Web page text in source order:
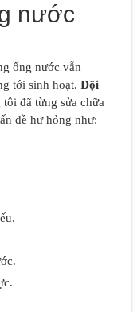
nước
ống nước vẫn
tới sinh hoạt.Đội
tôi đã từng sửa chữa
đề hư hỏng như: